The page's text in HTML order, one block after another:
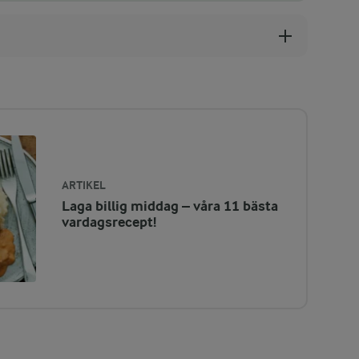
ARTIKEL
Laga billig middag – våra 11 bästa
vardagsrecept!